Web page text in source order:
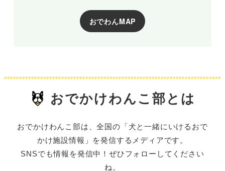
おでわんMAP
おでかけわんこ部とは
おでかけわんこ部は、全国の「犬と一緒にいけるおで
かけ施設情報」を発信するメディアです。
SNSでも情報を発信中！ぜひフォローしてください
ね。